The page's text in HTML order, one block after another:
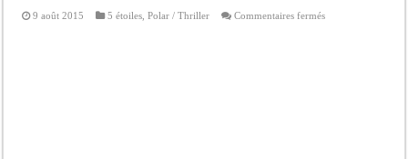
9 août 2015 5 étoiles ,Polar / Thriller Commentaires ferméssur